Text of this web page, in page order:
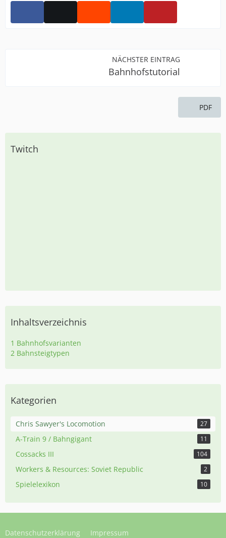
NÄCHSTER EINTRAG
Bahnhofstutorial
PDF
Twitch
Inhaltsverzeichnis
1 Bahnhofsvarianten
2 Bahnsteigtypen
Kategorien
Chris Sawyer's Locomotion 27
A-Train 9 / Bahngigant 11
Cossacks III 104
Workers & Resources: Soviet Republic 2
Spielelexikon 10
Datenschutzerklärung Impressum